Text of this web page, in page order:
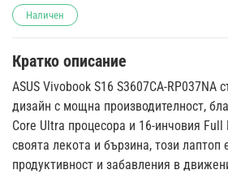
Наличен
Кратко описание
ASUS Vivobook S16 S3607CA-RP037NA
дизайн с мощна производителност,
Core Ultra процесора и 16-инчовия Full
своята лекота и бързина, този лаптоп
продуктивност и забавления в